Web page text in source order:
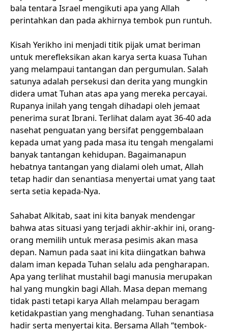
bala tentara Israel mengikuti apa yang Allah
perintahkan dan pada akhirnya tembok pun runtuh.
Kisah Yerikho ini menjadi titik pijak umat beriman
untuk merefleksikan akan karya serta kuasa Tuhan
yang melampaui tantangan dan pergumulan. Salah
satunya adalah persekusi dan derita yang mungkin
didera umat Tuhan atas apa yang mereka percayai.
Rupanya inilah yang tengah dihadapi oleh jemaat
penerima surat Ibrani. Terlihat dalam ayat 36-40 ada
nasehat penguatan yang bersifat penggembalaan
kepada umat yang pada masa itu tengah mengalami
banyak tantangan kehidupan. Bagaimanapun
hebatnya tantangan yang dialami oleh umat, Allah
tetap hadir dan senantiasa menyertai umat yang taat
serta setia kepada-Nya.
Sahabat Alkitab, saat ini kita banyak mendengar
bahwa atas situasi yang terjadi akhir-akhir ini, orang-
orang memilih untuk merasa pesimis akan masa
depan. Namun pada saat ini kita diingatkan bahwa
dalam iman kepada Tuhan selalu ada pengharapan.
Apa yang terlihat mustahil bagi manusia merupakan
hal yang mungkin bagi Allah. Masa depan memang
tidak pasti tetapi karya Allah melampau beragam
ketidakpastian yang menghadang. Tuhan senantiasa
hadir serta menyertai kita. Bersama Allah “tembok-